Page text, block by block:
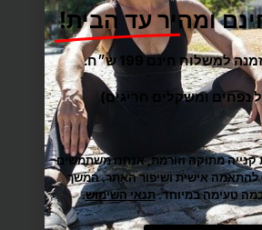
הכי מהיר עד הבית
ומהיר עד הבית!
למשלוח חינם 199 ש״ח.
נפחים ומשקלים חריגים)
קנייה מתוקה וזורמת, אנחנו משתמשים
בקובצי Cookie להתאמה אישית ושיפור האתר. המשך
טעימה במיוחד.תנאי השימוש.